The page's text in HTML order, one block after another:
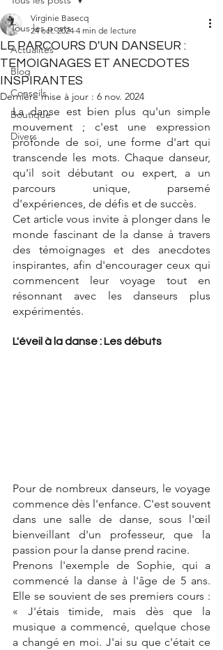
Tous les posts
Actualités
Blog
Conseils
Boutique
Divers
LE PARCOURS D'UN DANSEUR :
TEMOIGNAGES ET ANECDOTES
INSPIRANTES
Virginie Basecq
24 oct. 2024 4 min de lecture
Dernière mise à jour : 6 nov. 2024
La danse est bien plus qu'un simple
mouvement ; c'est une expression
profonde de soi, une forme d'art qui
transcende les mots. Chaque danseur,
qu'il soit débutant ou expert, a un
parcours unique, parsemé
d'expériences, de défis et de succès.
Cet article vous invite à plonger dans le
monde fascinant de la danse à travers
des témoignages et des anecdotes
inspirantes, afin d'encourager ceux qui
commencent leur voyage tout en
résonnant avec les danseurs plus
expérimentés.
L'éveil à la danse : Les débuts
Pour de nombreux danseurs, le voyage
commence dès l'enfance. C'est souvent
dans une salle de danse, sous l'œil
bienveillant d'un professeur, que la
passion pour la danse prend racine.
Prenons l'exemple de Sophie, qui a
commencé la danse à l'âge de 5 ans.
Elle se souvient de ses premiers cours :
« J'étais timide, mais dès que la
musique a commencé, quelque chose
a changé en moi. J'ai su que c'était ce